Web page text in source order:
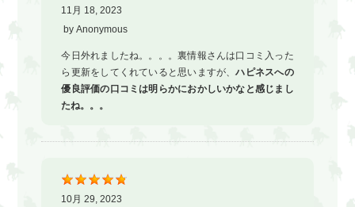
11月 18, 2023
byAnonymous
今日外れましたね。。。。裏情報さんは口コミ入った
ら更新をしてくれていると思いますが、ハピネスへの
優良評価の口コミは明らかにおかしいかなと感じまし
たね。。。
10月 29, 2023